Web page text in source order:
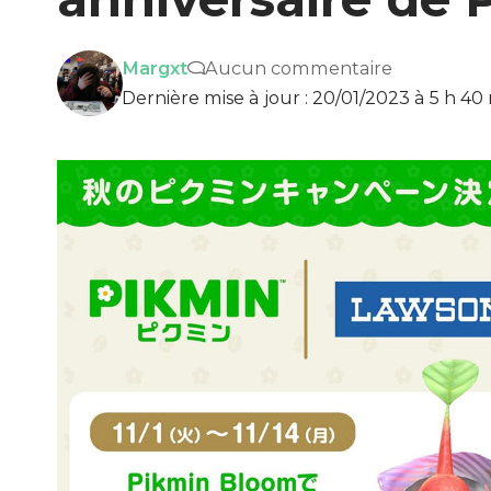
Dernière mise à jour : 20/01/2023 à 5 h 40
Margxt Aucun commentaire